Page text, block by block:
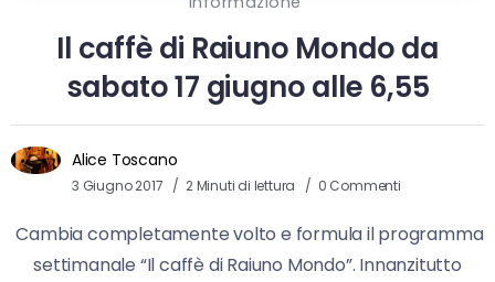
Il caffè di Raiuno Mondo da
sabato 17 giugno alle 6,55
Alice Toscano
3 Giugno 2017 2 Minuti di lettura 0 Commenti
Cambia completamente volto e formula il programma
settimanale “Il caffè di Raiuno Mondo”. Innanzitutto